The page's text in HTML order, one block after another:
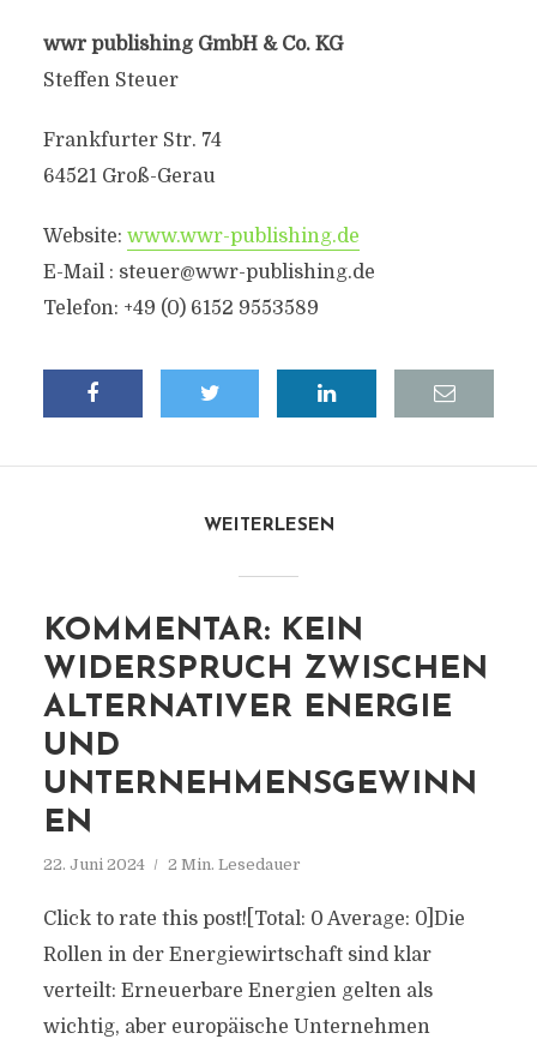
wwr publishing GmbH & Co. KG
Steffen Steuer
Frankfurter Str. 74
64521 Groß-Gerau
Website: www.wwr-publishing.de
E-Mail : steuer@wwr-publishing.de
Telefon: +49 (0) 6152 9553589
WEITERLESEN
KOMMENTAR: KEIN
WIDERSPRUCH ZWISCHEN
ALTERNATIVER ENERGIE
UND
UNTERNEHMENSGEWINN
EN
22. Juni 2024 2 Min. Lesedauer
Click to rate this post![Total: 0 Average: 0]Die
Rollen in der Energiewirtschaft sind klar
verteilt: Erneuerbare Energien gelten als
wichtig, aber europäische Unternehmen